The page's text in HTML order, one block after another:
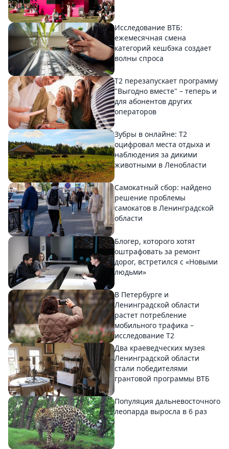
Исследование ВТБ:
ежемесячная смена
категорий кешбэка создает
волны спроса
Т2 перезапускает программу
"Выгодно вместе" – теперь и
для абонентов других
операторов
Зубры в онлайне: Т2
оцифровал места отдыха и
наблюдения за дикими
животными в Ленобласти
Самокатный сбор: найдено
решение проблемы
самокатов в Ленинградской
области
Блогер, которого хотят
оштрафовать за ремонт
дорог, встретился с «Новыми
людьми»
В Петербурге и
Ленинградской области
растет потребление
мобильного трафика –
исследование T2
Два краеведческих музея
Ленинградской области
стали победителями
грантовой программы ВТБ
Популяция дальневосточного
леопарда выросла в 6 раз